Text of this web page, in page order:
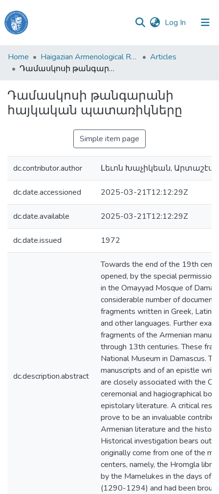
Log In (current)
Haigazian
University
&
Collections
Home Haigazian Armenological Review
Articles
Դամասկոսի թանգարանի հայկական պատառիկները
Դամասկոսի թանգարանի
հայկական պատառիկները
Simple item page
dc.contributor.author Լեւոն Խաչիկեան, Արտաշէս
dc.date.accessioned 2025-03-21T12:12:29Z
dc.date.available 2025-03-21T12:12:29Z
dc.date.issued 1972
dc.description.abstract
Towards the end of the 19th
opened, by the special
in the Omayyad Mosque of
considerable number of
fragments written in Greek, Latin,
and other languages. Further
fragments of the Armenian
through 13th centuries. These
National Museum in Damascus.
manuscripts and of an epistle
are closely associated with the
ceremonial and hagiographical
epistolary literature. A critical
prove to be an invaluable
Armenian literature and the
Historical investigation bears out
originally come from one of the
centers, namely, the Hromgla
by the Mamelukes in the days of
(1290-1294) and had been